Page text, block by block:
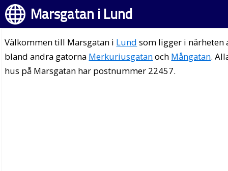
Marsgatan i Lund
Välkommen till Marsgatan i Lund som ligger i närheten
bland andra gatorna Merkuriusgatanoch Mångatan.
hus på Marsgatan har postnummer 22457.